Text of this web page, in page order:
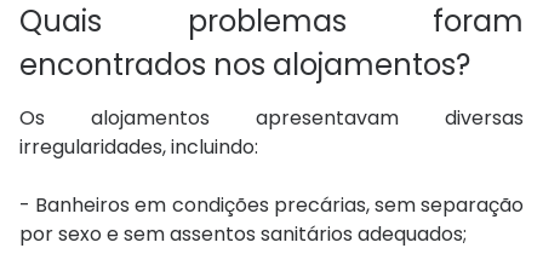
Quais problemas foram
encontrados nos alojamentos?
Os alojamentos apresentavam diversas
irregularidades, incluindo:
- Banheiros em condições precárias, sem separação
por sexo e sem assentos sanitários adequados;